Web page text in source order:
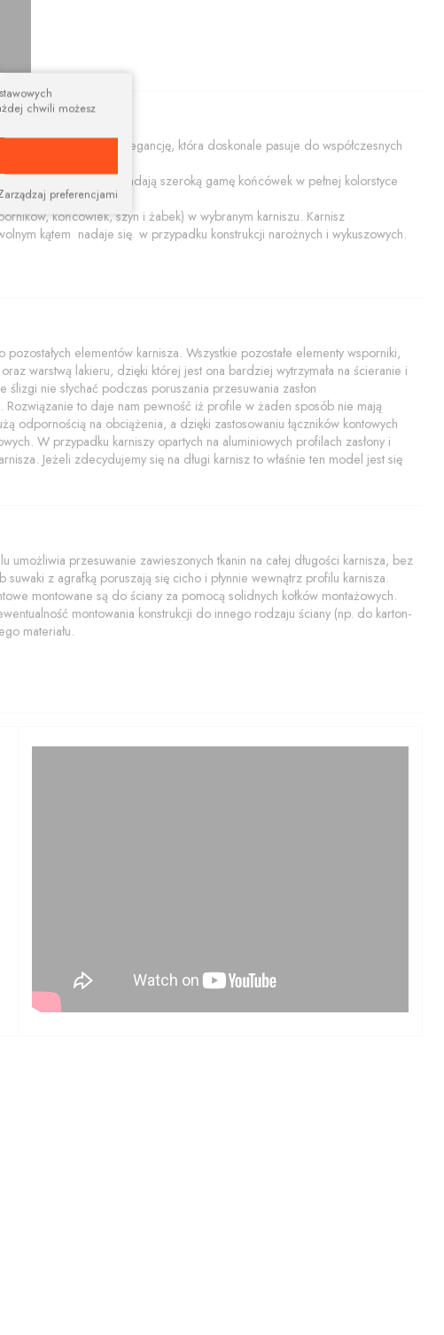
łączącą prostotę i elegancję, która doskonale pasuje do współczesnych
i biały połysk. Posiadają szeroką gamę końcówek w pełnej kolorstyce
końcówiek, szyn i żabek) w wybranym karniszu. Karnisz
kątem nadaje się w przypadku konstrukcji narożnych i wykuszowych.
elementów karnisza. Wszystkie pozostałe elementy wsporniki,
warstwą lakieru, dzięki której jest ona bardziej wytrzymała na ścieranie i
nie słychać podczas poruszania przesuwania zasłon
Rozwiązanie to daje nam pewność iż profile w żaden sposób nie mają
odpornością na obciążenia, a dzięki zastosowaniu łączników kontowych
W przypadku karniszy opartych na aluminiowych profilach zasłony i
Jeżeli zdecydujemy się na długi karnisz to właśnie ten model jest się
przesuwanie zawieszonych tkanin na całej długości karnisza, bez
z agrafką poruszają się cicho i płynnie wewnątrz profilu karnisza.
montowane są do ściany za pomocą solidnych kołków montażowych.
montowania konstrukcji do innego rodzaju ściany (np. do karton-
materiału.
chwili możesz
preferencjami